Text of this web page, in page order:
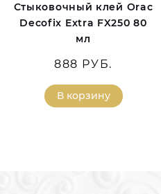
Стыковочный клей Orac
Decofix Extra FX250 80
мл
888 РУБ.
В корзину